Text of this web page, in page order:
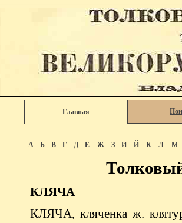
Главная
А Б В Г Д Е Ж З И Й К Л М
КЛЯЧА
КЛЯЧА, кляченка ж.